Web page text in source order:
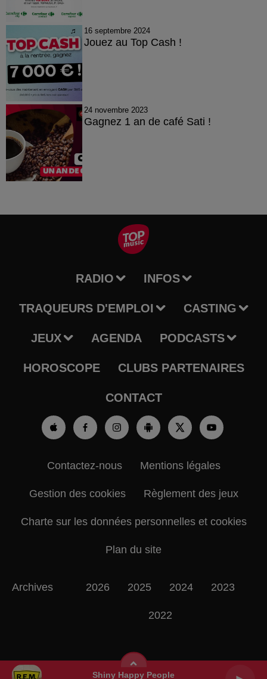
Shiny Happy People
16 septembre 2024
Jouez au Top Cash !
24 novembre 2023
Gagnez 1 an de café Sati !
RADIO INFOS
TRAQUEURS D'EMPLOI CASTING
JEUX AGENDA PODCASTS
HOROSCOPE CLUBS PARTENAIRES
CONTACT
Contactez-nous Mentions légales
Gestion des cookies Règlement des jeux
Charte sur les données personnelles et cookies
Plan du site
Archives 2026 2025 2024 2023
2022